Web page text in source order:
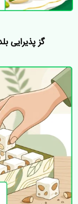
گز پذیرایی